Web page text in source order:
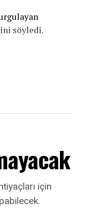
söyledi.
net
de
işaret
43 milyoniçin